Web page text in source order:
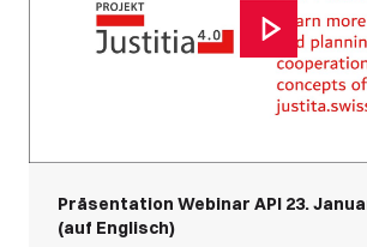
Präsentation Webinar API 23.
(auf Englisch)